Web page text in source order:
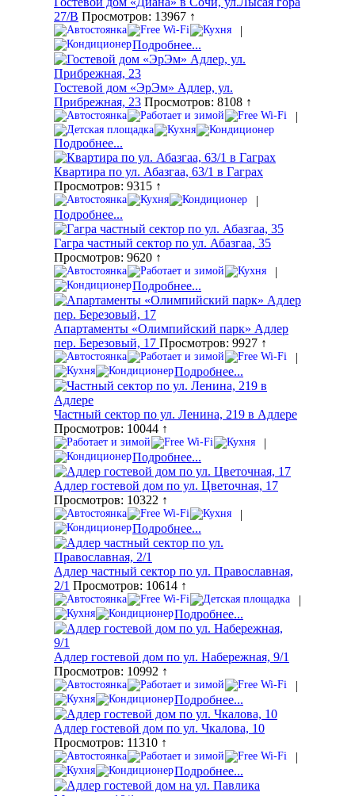
27/В Просмотров: 13967 ↑
|
Подробнее...
Гостевой дом «ЭрЭм» Адлер, ул.
Прибрежная, 23 Просмотров: 8108 ↑
|
Подробнее...
Квартира по ул. Абазгаа, 63/1 в Гаграх
Просмотров: 9315 ↑
|
Подробнее...
Гагра частный сектор по ул. Абазгаа, 35
Просмотров: 9620 ↑
|
Подробнее...
Апартаменты «Олимпийский парк» Адлер
пер. Березовый, 17 Просмотров: 9927 ↑
|
Подробнее...
Частный сектор по ул. Ленина, 219 в Адлере
Просмотров: 10044 ↑
|
Подробнее...
Адлер гостевой дом по ул. Цветочная, 17
Просмотров: 10322 ↑
|
Подробнее...
Адлер частный сектор по ул. Православная,
2/1 Просмотров: 10614 ↑
|
Подробнее...
Адлер гостевой дом по ул. Набережная, 9/1
Просмотров: 10992 ↑
|
Подробнее...
Адлер гостевой дом по ул. Чкалова, 10
Просмотров: 11310 ↑
|
Подробнее...